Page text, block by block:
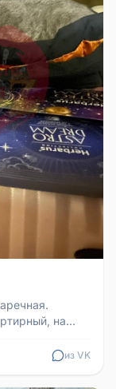
на
из VK